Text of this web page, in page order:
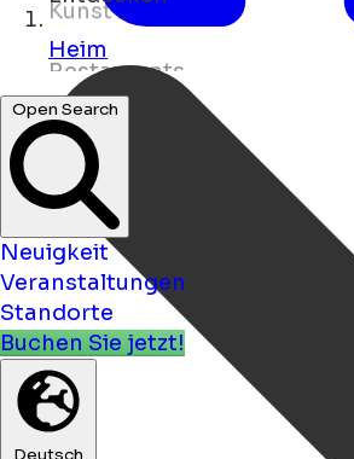
Hotels ...
Open Search
Neuigkeit
Veranstaltungen
Standorte
Buchen Sie jetzt!
Deutsch
Heim